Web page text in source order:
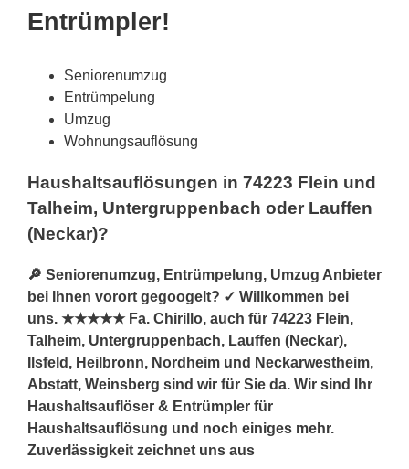
Entrümpler!
Seniorenumzug
Entrümpelung
Umzug
Wohnungsauflösung
Haushaltsauflösungen in 74223 Flein und
Talheim, Untergruppenbach oder Lauffen
(Neckar)?
🔎 Seniorenumzug, Entrümpelung, Umzug Anbieter
bei Ihnen vorort gegoogelt? ✓ Willkommen bei
uns. ★★★★★ Fa. Chirillo, auch für 74223 Flein,
Talheim, Untergruppenbach, Lauffen (Neckar),
Ilsfeld, Heilbronn, Nordheim und Neckarwestheim,
Abstatt, Weinsberg sind wir für Sie da. Wir sind Ihr
Haushaltsauflöser & Entrümpler für
Haushaltsauflösung und noch einiges mehr.
Zuverlässigkeit zeichnet uns aus